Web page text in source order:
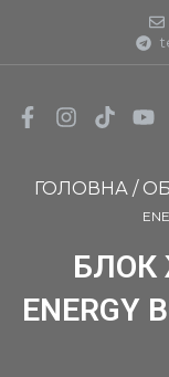
ГОЛОВНА/
БЛОК
ENERGY